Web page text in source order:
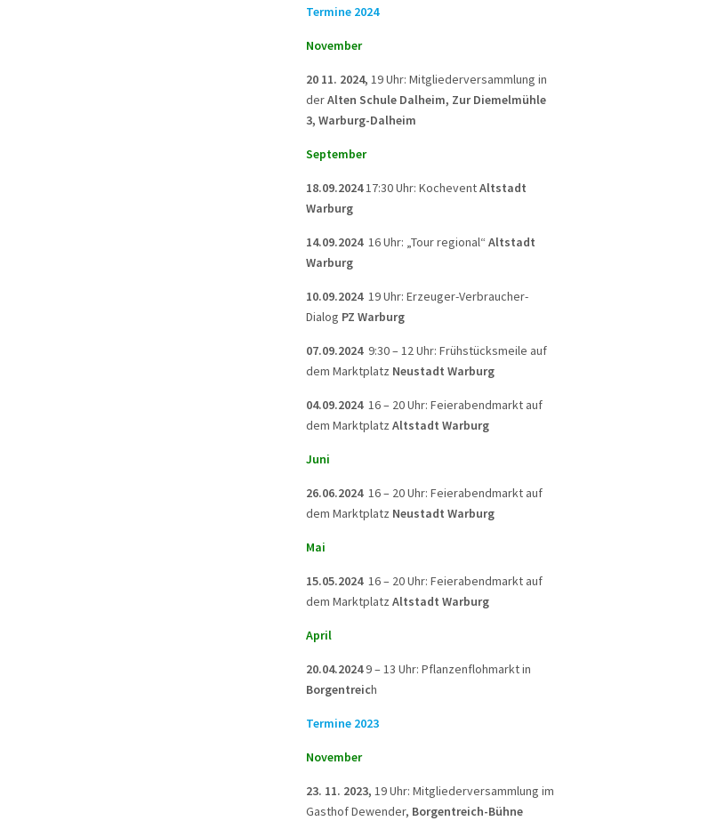
Termine 2024
November
20 11. 2024, 19 Uhr: Mitgliederversammlung in
derAlten Schule Dalheim, Zur Diemelmühle
3, Warburg-Dalheim
September
18.09.202417:30 Uhr: KocheventAltstadt
Warburg
14.09.2024 16 Uhr: „Tour regional“ Altstadt
Warburg
10.09.2024 19 Uhr: Erzeuger-Verbraucher-
Dialog PZ Warburg
07.09.2024 9:30 – 12 Uhr: Frühstücksmeile auf
dem Marktplatz Neustadt Warburg
04.09.2024 16 – 20 Uhr: Feierabendmarkt auf
dem Marktplatz Altstadt Warburg
Juni
26.06.2024 16 – 20 Uhr: Feierabendmarkt auf
dem Marktplatz Neustadt Warburg
Mai
15.05.2024 16 – 20 Uhr: Feierabendmarkt auf
dem Marktplatz Altstadt Warburg
April
20.04.20249 – 13 Uhr: Pflanzenflohmarkt in
Borgentreich
Termine 2023
November
23. 11. 2023, 19 Uhr: Mitgliederversammlung im
Gasthof Dewender, Borgentreich-Bühne